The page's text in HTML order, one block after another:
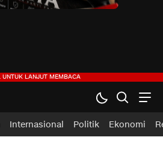
Internasional Politik Ekonomi